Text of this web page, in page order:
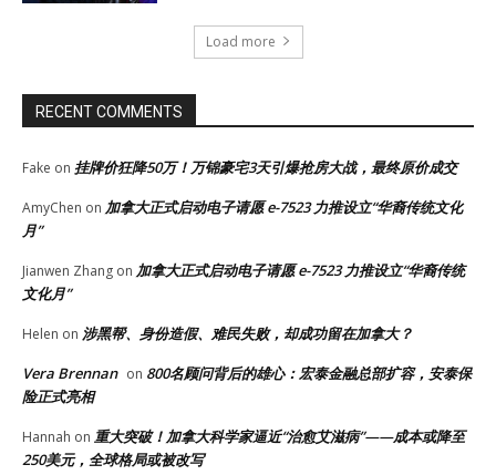
Load more
RECENT COMMENTS
Fake on 挂牌价狂降50万！万锦豪宅3天引爆抢房大战，最终原价成交
AmyChen on 加拿大正式启动电子请愿 e-7523 力推设立“华裔传统文化
月”
Jianwen Zhang on 加拿大正式启动电子请愿 e-7523 力推设立“华裔传统
文化月”
Helen on 涉黑帮、身份造假、难民失败，却成功留在加拿大？
Vera Brennan on 800名顾问背后的雄心：宏泰金融总部扩容，安泰保
险正式亮相
Hannah on 重大突破！加拿大科学家逼近“治愈艾滋病”——成本或降至
250美元，全球格局或被改写